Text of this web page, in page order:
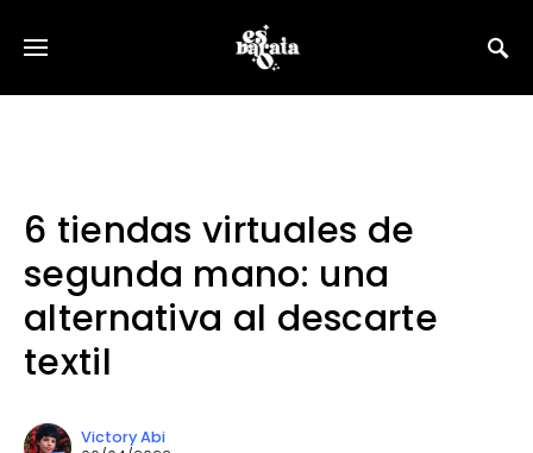
6 tiendas virtuales de
segunda mano: una
alternativa al descarte
textil
Victory Abi